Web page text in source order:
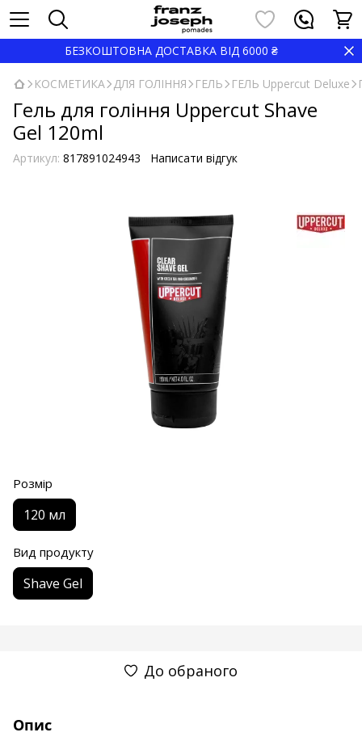
БЕЗКОШТОВНА ДОСТАВКА ВІД 6000 ₴
КОСМЕТИКА ДЛЯ ГОЛІННЯ ГЕЛЬ ГЕЛЬ Uppercut Deluxe
Гель для гоління Uppercut Shave
Gel 120ml
Артикул: 817891024943 Написати відгук
Розмір
120 мл
Вид продукту
Shave Gel
До обраного
Опис